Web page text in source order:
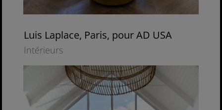
Luis Laplace, Paris, pour AD USA
Intérieurs